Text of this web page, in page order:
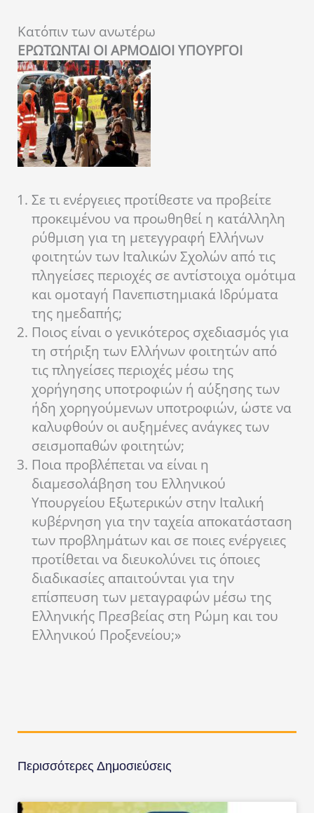
Κατόπιν των ανωτέρω
ΕΡΩΤΩΝΤΑΙ ΟΙ ΑΡΜΟΔΙΟΙ ΥΠΟΥΡΓΟΙ
Σε τι ενέργειες προτίθεστε να προβείτε
προκειμένου να προωθηθεί η κατάλληλη
ρύθμιση για τη μετεγγραφή Ελλήνων
φοιτητών των Ιταλικών Σχολών από τις
πληγείσες περιοχές σε αντίστοιχα ομότιμα
και ομοταγή Πανεπιστημιακά Ιδρύματα
της ημεδαπής;
Ποιος είναι ο γενικότερος σχεδιασμός για
τη στήριξη των Ελλήνων φοιτητών από
τις πληγείσες περιοχές μέσω της
χορήγησης υποτροφιών ή αύξησης των
ήδη χορηγούμενων υποτροφιών, ώστε να
καλυφθούν οι αυξημένες ανάγκες των
σεισμοπαθών φοιτητών;
Ποια προβλέπεται να είναι η
διαμεσολάβηση του Ελληνικού
Υπουργείου Εξωτερικών στην Ιταλική
κυβέρνηση για την ταχεία αποκατάσταση
των προβλημάτων και σε ποιες ενέργειες
προτίθεται να διευκολύνει τις όποιες
διαδικασίες απαιτούνται για την
επίσπευση των μεταγραφών μέσω της
Ελληνικής Πρεσβείας στη Ρώμη και του
Ελληνικού Προξενείου;»
Περισσότερες Δημοσιεύσεις